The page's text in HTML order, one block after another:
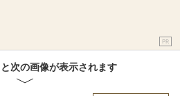
PR
次の画像が表示されます